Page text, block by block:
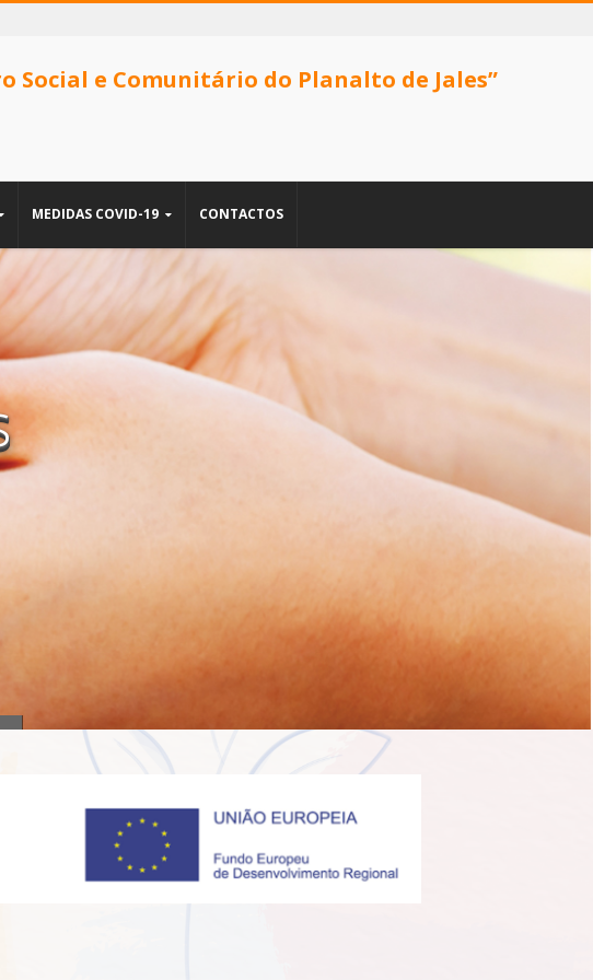
Social e Comunitário do Planalto de Jales”
MEDIDAS COVID-19 CONTACTOS